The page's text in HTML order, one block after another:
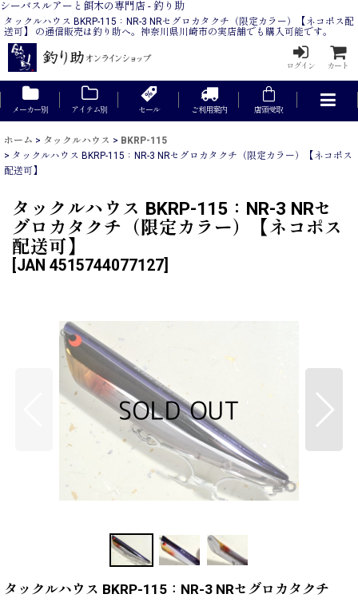
シーバスルアーと餌木の専門店 - 釣り助
タックルハウス BKRP-115：NR-3 NRセグロカタクチ（限定カラー）【ネコポス配
送可】 の通信販売は釣り助へ。神奈川県川崎市の実店舗でも購入可能です。
ログイン カート
メーカー別 アイテム別 セール ご利用案内 店頭受取
ホーム > タックルハウス > BKRP-115
> タックルハウス BKRP-115：NR-3 NRセグロカタクチ（限定カラー）【ネコポス
配送可】
タックルハウス BKRP-115：NR-3 NRセ
グロカタクチ（限定カラー）【ネコポス
配送可】
JAN 4515744077127
タックルハウス BKRP-115：NR-3 NRセグロカタクチ